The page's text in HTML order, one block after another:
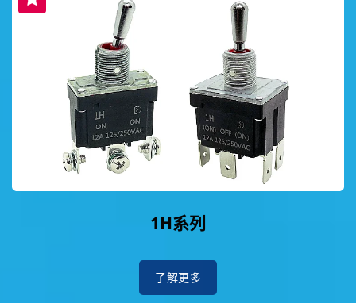
1H系列
了解更多